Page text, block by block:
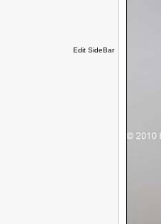
Edit SideBar